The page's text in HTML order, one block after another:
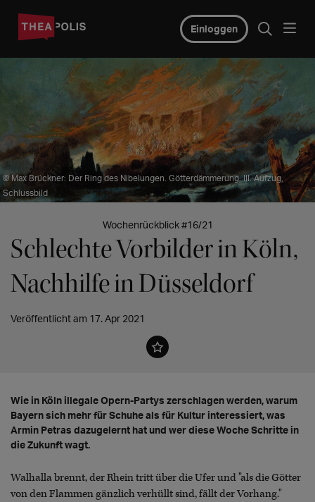
Einloggen
© Max Brückner: Der Ring des Nibelungen. Götterdämmerung, III. Aufzug,
Schlussbild
Wochenrückblick #16/21
Schlechte Vorbilder in Köln,
Nachhilfe in Düsseldorf
Veröffentlicht am 17. Apr 2021
Wie in Köln illegale Opern-Partys zerschlagen werden, warum
Bayern sich mehr für Schuhe als für Kultur interessiert, was
Armin Petras dazugelernt hat und wer diese Woche Schritte in
die Zukunft wagt.
Walhalla brennt, der Rhein tritt über die Ufer und "als die Götter
von den Flammen gänzlich verhüllt sind, fällt der Vorhang."